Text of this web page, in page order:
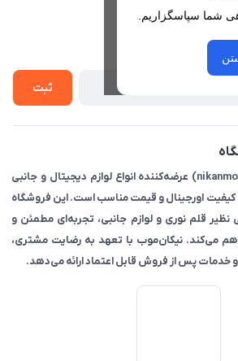
شما سپاسگزاریم.
خبر شوید
ثبت
فروشگاه نیکان‌موب (nikanmob.ir) عرضه‌کننده انواع لوازم دیجیتال و جانبی
کیفیت اورجینال و قیمت مناسب است. این فروشگاه
نظیر قلم نوری و لوازم جانبی، تجربه‌ای مطمئن و
می‌کند. نیکان‌موب با تعهد به رضایت مشتری،
و خدمات پس از فروش قابل اعتماد ارائه می‌دهد.